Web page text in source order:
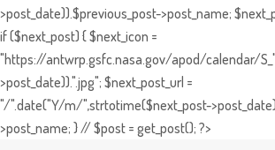
>post_date)).$previous_post->post_name;
if ($next_post) { $next_icon =
"https://antwrp.gsfc.nasa.gov/apod/calendar/
>post_date)).".jpg"; $next_post_url =
"/".date("Y/m/",strtotime($next_post-
>post_name; } // $post = get_post(); ?>